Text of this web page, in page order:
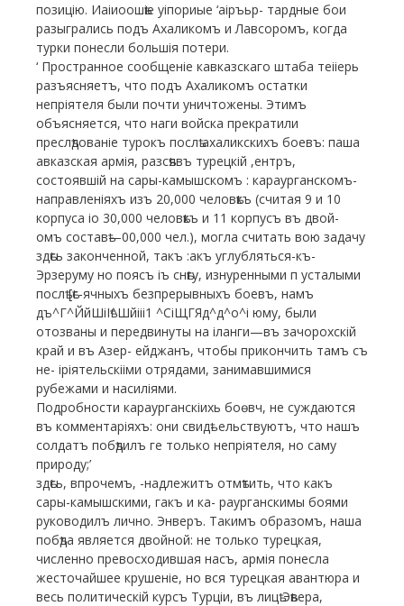
позицію. Иаіиоошѣіе уіпориые ‘аіръьр- тардные бои
разыгрались подъ Ахаликомъ и Лавсоромъ, когда
турки понесли большія потери.
‘ Пространное сообщеніе кавказскаго штаба теііерь
разъясняетъ, что подъ Ахаликомъ остатки
непріятеля были почти уничтожены. Этимъ
объясняется, что наги войска прекратили
преслѣдованіе турокъ послѣ ахаликскихъ боевъ: паша
авказская армія, разсѣявъ турецкій ,ентръ,
состоявшій на сары-камышскомъ : караурганскомъ-
направленіяхъ изъ 20,000 человѣкъ (считая 9 и 10
корпуса іо 30,000 человѣкъ и 11 корпусъ въ двой-
омъ составѣ—00,000 чел.), могла считать вою задачу
здѣсь законченной, такъ :акъ углубляться-къ-
Эрзеруму но поясъ іъ снѣгу, изнуренными п усталыми
послѣ [ѣс-ячныхъ безпрерывныхъ боевъ, намъ
дъ^Г^ЙйШіІѣ^Шйііі1 ^СіЩГЯд^д^о^і юму, были
отозваны и передвинуты на іланги—въ зачорохскій
край и въ Азер- ейджанъ, чтобы прикончить тамъ съ
не- іріятельскііми отрядами, занимавшимися
рубежами и насиліями.
Подробности караурганскіихь боѳвч, не суждаются
въ комментаріяхъ: они свидѣ- ельствуютъ, что нашъ
солдатъ побѣдилъ ге только непріятеля, но саму
природу;’
здѣсь, впрочемъ, -надлежитъ отмѣтить, что какъ
сары-камышскими, гакъ и ка- раурганскимы боями
руководилъ лично. Энверъ. Такимъ образомъ, наша
побѣда является двойной: не только турецкая,
численно превосходившая насъ, армія понесла
жесточайшее крушеніе, но вся турецкая авантюра и
весь политическій курсъ Турціи, въ лицѣ Эѣвера,